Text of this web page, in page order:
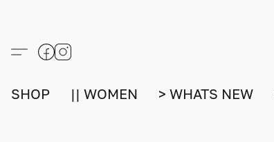
SHOP || WOMEN > WHATS NEW